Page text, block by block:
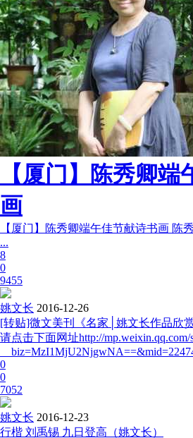
【厦门】陈秀卿
画
【厦门】陈秀卿端午佳节献诗书画 陈
...
8
0
9455
姚文长 2016-12-26
[转贴]微文美刊《名家│姚文长作品欣
请点击下面网址http://mp.weixin.qq.com/
0
0
7052
姚文长 2016-12-23
行楷 刘禹锡 九日登高（姚文长）